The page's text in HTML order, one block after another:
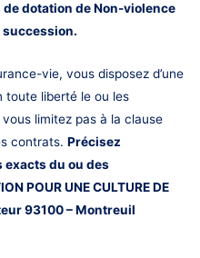
dotation de Non-violence
succession.
vie, vous disposez d’une
toute liberté le ou les
limitez pas à la clause
contrats. Précisez
exacts du ou des
POUR UNE CULTURE DE
93100 – Montreuil